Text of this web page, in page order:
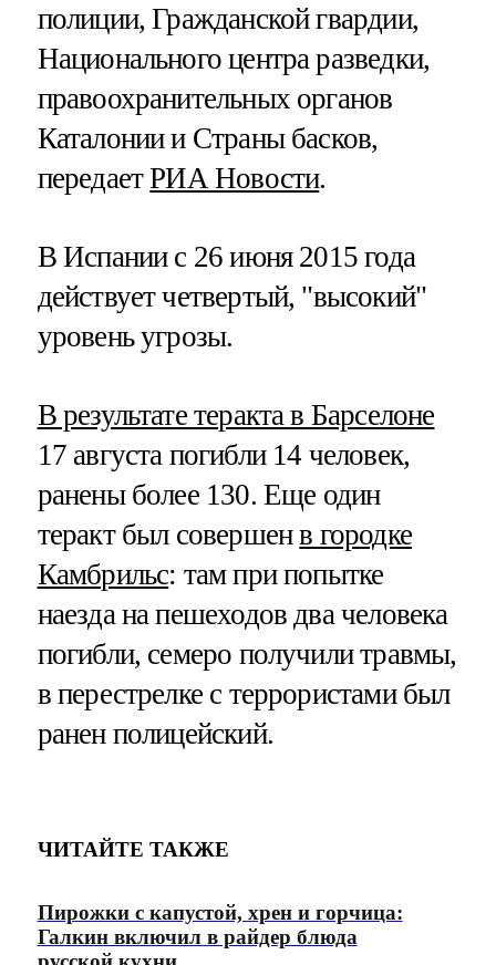
полиции, Гражданской гвардии,
Национального центра разведки,
правоохранительных органов
Каталонии и Страны басков,
передаетРИА Новости.
В Испании с 26 июня 2015 года
действует четвертый, "высокий"
уровень угрозы.
В результате теракта в Барселоне
17 августа погибли 14 человек,
ранены более 130. Еще один
теракт был совершенв городке
Камбрильс: там при попытке
наезда на пешеходов два человека
погибли, семеро получили травмы,
в перестрелке с террористами был
ранен полицейский.
ЧИТАЙТЕ ТАКЖЕ
Пирожки с капустой, хрен и горчица:
Галкин включил в райдер блюда